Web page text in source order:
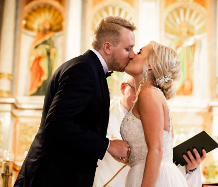
Zobacz
Od
Czego
Zacząć!